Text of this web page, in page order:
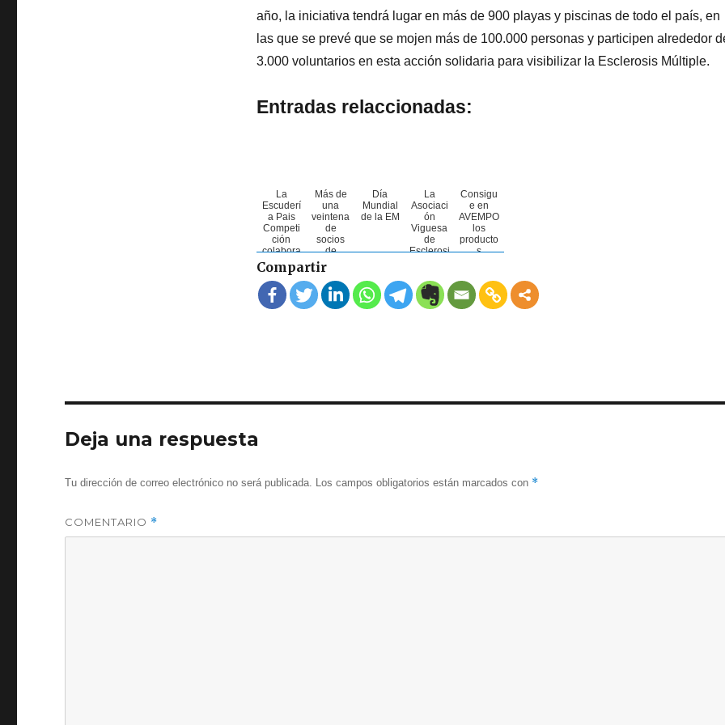
año, la iniciativa tendrá lugar en más de 900 playas y piscinas de todo el país, en
las que se prevé que se mojen más de 100.000 personas y participen alrededor
3.000 voluntarios en esta acción solidaria para visibilizar la Esclerosis Múltiple.
Entradas relaccionadas:
La
Escuderí
a Pais
Competi
ción
colabora
con
AVEMPO
en su 25
aniversa
rio
Más de
una
veintena
de
socios
de
AVEMPO
disfrutan
dos
jornadas
en la
Día
Mundial
de la EM
La
Asociaci
ón
Viguesa
de
Esclerosi
cumple
25 años
Consigu
e en
AVEMPO
los
producto
s
'Móllate'
2024 por
la
Compartir
Deja una respuesta
Tu dirección de correo electrónico no será publicada. Los campos obligatorios están marcados con *
COMENTARIO *